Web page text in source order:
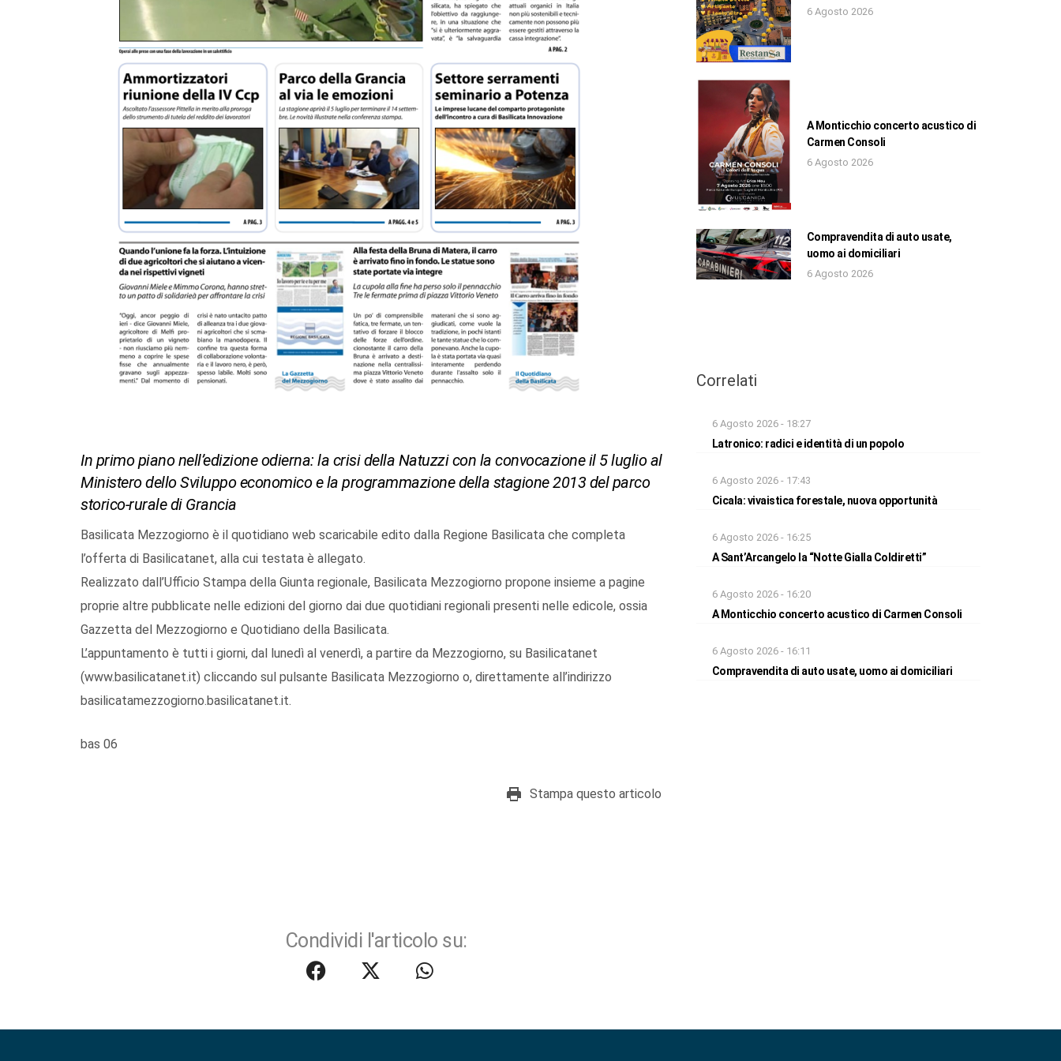
In primo piano nell’edizione odierna: la crisi della Natuzzi con la convocazione il 5 luglio al
Ministero dello Sviluppo economico e la programmazione della stagione 2013 del parco
storico-rurale di Grancia
Basilicata Mezzogiorno è il quotidiano web scaricabile edito dalla Regione Basilicata che completa
l’offerta di Basilicatanet, alla cui testata è allegato.
Realizzato dall’Ufficio Stampa della Giunta regionale, Basilicata Mezzogiorno propone insieme a pagine
proprie altre pubblicate nelle edizioni del giorno dai due quotidiani regionali presenti nelle edicole, ossia
Gazzetta del Mezzogiorno e Quotidiano della Basilicata.
L’appuntamento è tutti i giorni, dal lunedì al venerdì, a partire da Mezzogiorno, su Basilicatanet
(www.basilicatanet.it) cliccando sul pulsante Basilicata Mezzogiorno o, direttamente all’indirizzo
basilicatamezzogiorno.basilicatanet.it.
bas 06
Stampa questo articolo
Condividi l'articolo su:
6 Agosto 2026
A Monticchio concerto acustico di
Carmen Consoli
6 Agosto 2026
Compravendita di auto usate,
uomo ai domiciliari
6 Agosto 2026
Correlati
6 Agosto 2026 - 18:27
Latronico: radici e identità di un popolo
6 Agosto 2026 - 17:43
Cicala: vivaistica forestale, nuova opportunità
6 Agosto 2026 - 16:25
A Sant’Arcangelo la “Notte Gialla Coldiretti”
6 Agosto 2026 - 16:20
A Monticchio concerto acustico di Carmen Consoli
6 Agosto 2026 - 16:11
Compravendita di auto usate, uomo ai domiciliari